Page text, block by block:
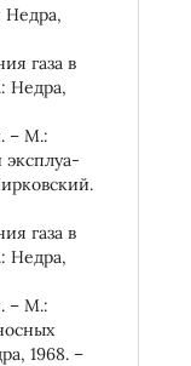
Недра,
газа в
Недра,
– М.:
эксплуа-
газа в
Недра,
– М.:
1968. –